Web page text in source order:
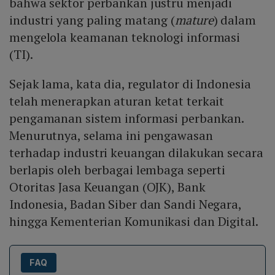
industri yang paling matang (mature) dalam
mengelola keamanan teknologi informasi
(TI).
Sejak lama, kata dia, regulator di Indonesia
telah menerapkan aturan ketat terkait
pengamanan sistem informasi perbankan.
Menurutnya, selama ini pengawasan
terhadap industri keuangan dilakukan secara
berlapis oleh berbagai lembaga seperti
Otoritas Jasa Keuangan (OJK), Bank
Indonesia, Badan Siber dan Sandi Negara,
hingga Kementerian Komunikasi dan Digital.
FAQ